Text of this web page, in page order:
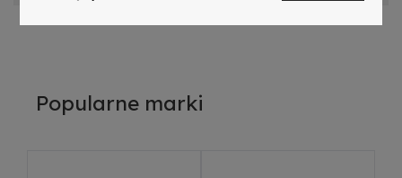
Popularne marki
Zezwól na ciasteczka analityczne
Dowiedz się więcej